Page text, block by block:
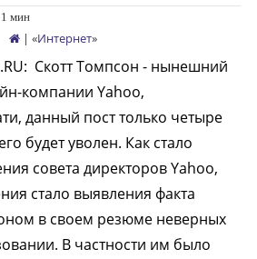
1 мин
| «Интернет»
Скотт Томпсон - нынешний
компании Yahoo,
данный пост только четыре
будет уволен. Как стало
совета директоров Yahoo,
стало выявления факта
в своем резюме неверных
В частности им было